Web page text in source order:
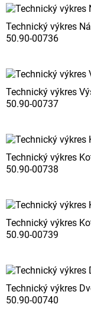
Technický výkres
50.90-00736
Technický výkres
50.90-00737
Technický výkres
50.90-00738
Technický výkres
50.90-00739
Technický výkres
50.90-00740